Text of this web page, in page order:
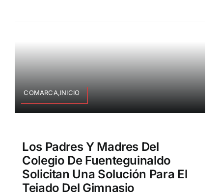
COMARCA,INICIO
Los Padres Y Madres Del
Colegio De Fuenteguinaldo
Solicitan Una Solución Para El
Tejado Del Gimnasio